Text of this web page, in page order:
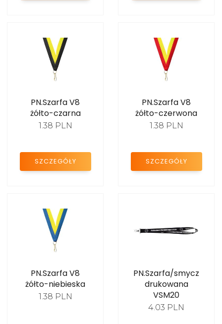
Medale szkoła
motosport/gokart
NAGRODY BIZNESOWE
JUBILEUSZE
STATUETKI AKRYLOWE
EMBLEMATY
DYPLOMY PAPIEROWE
PROMOCJE
PN.Szarfa V8
żółto-czarna
1.38 PLN
SZCZEGÓŁY
PN.Szarfa V8
żółto-czerwona
1.38 PLN
SZCZEGÓŁY
PN.Szarfa V8
żółto-niebieska
1.38 PLN
PN.Szarfa/smycz
drukowana
VSM20
4.03 PLN